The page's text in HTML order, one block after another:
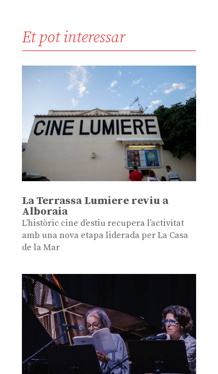
Et pot interessar
La Terrassa Lumiere reviu a
Alboraia
L’històric cine d’estiu recupera l’activitat
amb una nova etapa liderada per La Casa
de la Mar